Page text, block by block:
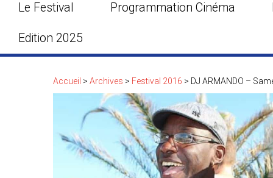
Le Festival Programmation Cinéma
Edition 2025
Accueil > Archives > Festival 2016 > DJ ARMANDO –